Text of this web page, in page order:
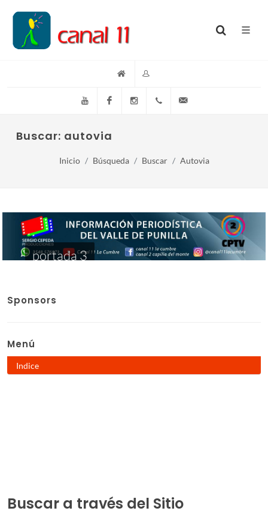
YouTube FacebookInstagram(+54)(9)3548-576073
Buscar: autovia
Inicio Búsqueda Buscar Autovia
portada 3
Sponsors
Menú
Indice
Buscar a través del Sitio